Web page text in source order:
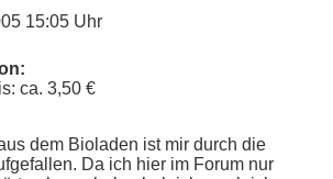
15:05 Uhr
ca. 3,50 €
dem Bioladen ist mir durch die
Da ich hier im Forum nur